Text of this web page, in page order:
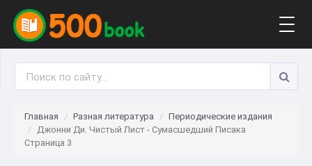
Главная Разная литература
Периодические издания
Джонни Ди. Чистый Лист - Сумасшедший Писака
Страница 3